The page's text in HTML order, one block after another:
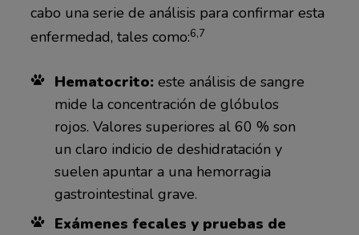
cabo una serie de análisis para confirmar esta
enfermedad, tales como:6,7
Hematocrito: este análisis de sangre
mide la concentración de glóbulos
rojos. Valores superiores al 60 % son
un claro indicio de deshidratación y
suelen apuntar a una hemorragia
gastrointestinal grave.
Exámenes fecales y pruebas de